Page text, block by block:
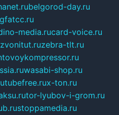
belgorod-day.ru
media.rucard-voice.ru
zvonitut.ruzebra-tlt.ru
wasabi-shop.ru
x-ton.ru
tor-lyubov-i-grom.ru
stoppamedia.ru